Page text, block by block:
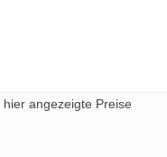
angezeigte Preise